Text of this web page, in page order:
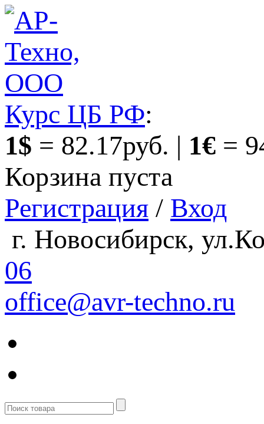
Курс ЦБ РФ:
1$ = 82.17руб. | 1€ =
Корзина пуста
Регистрация / Вход
г. Новосибирск,
06
office@avr-techno.ru